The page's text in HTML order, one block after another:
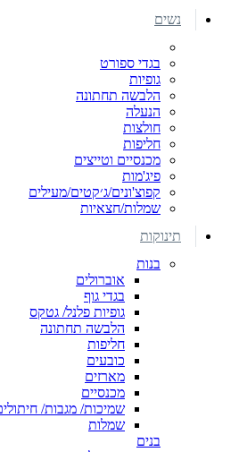
נשים
בגדי ספורט
גופיות
הלבשה תחתונה
הנעלה
חולצות
חליפות
מכנסיים וטייצים
פיג'מות
קפוצ'ונים/ג׳קטים/מעילים
שמלות/חצאיות
תינוקות
בנות
אוברולים
בגדי גוף
גופיות פלנל/ גטקס
הלבשה תחתונה
חליפות
כובעים
מארזים
מכנסיים
שמיכות/ מגבות/
שמלות
בנים